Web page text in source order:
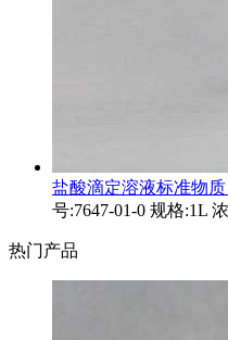
盐酸滴定溶液标准物质
号:7647-01-0 规格:1L
热门产品